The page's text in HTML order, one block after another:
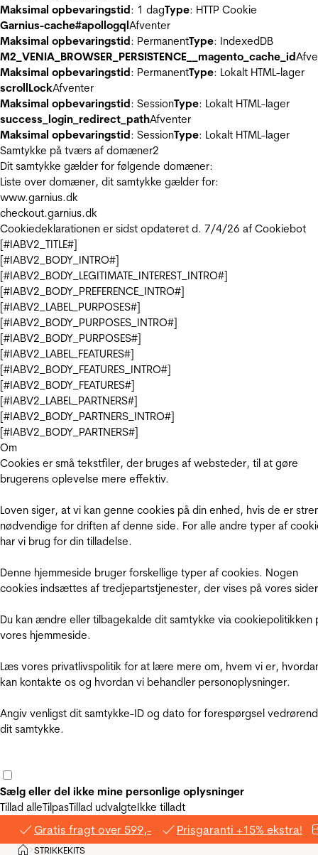
Maksimal opbevaringstid: 1 dagType: HTTP Cookie
Garnius-cache#apollogqlAfventer
Maksimal opbevaringstid: PermanentType: IndexedDB
M2_VENIA_BROWSER_PERSISTENCE__magento_cache_id
Maksimal opbevaringstid: PermanentType: Lokalt HTML-lager
scrollLockAfventer
Maksimal opbevaringstid: SessionType: Lokalt HTML-lager
success_login_redirect_pathAfventer
Maksimal opbevaringstid: SessionType: Lokalt HTML-lager
Samtykke på tværs af domæner2
Dit samtykke gælder for følgende domæner:
Liste over domæner, dit samtykke gælder for:
www.garnius.dk
checkout.garnius.dk
Cookiedeklarationen er sidst opdateret d. 7/4/26 af Cookiebot
[#IABV2_TITLE#]
[#IABV2_BODY_INTRO#]
[#IABV2_BODY_LEGITIMATE_INTEREST_INTRO#]
[#IABV2_BODY_PREFERENCE_INTRO#]
[#IABV2_LABEL_PURPOSES#]
[#IABV2_BODY_PURPOSES_INTRO#]
[#IABV2_BODY_PURPOSES#]
[#IABV2_LABEL_FEATURES#]
[#IABV2_BODY_FEATURES_INTRO#]
[#IABV2_BODY_FEATURES#]
[#IABV2_LABEL_PARTNERS#]
[#IABV2_BODY_PARTNERS_INTRO#]
[#IABV2_BODY_PARTNERS#]
Om
Cookies er små tekstfiler, der bruges af websteder, til at gøre
brugerens oplevelse mere effektiv.
Loven siger, at vi kan genne cookies på din enhed, hvis de er
nødvendige for driften af denne side. For alle andre typer af
har vi brug for din tilladelse.
Denne hjemmeside bruger forskellige typer af cookies. Nogen
cookies indsættes af tredjepartstjenester, der vises på vores
Du kan ændre eller tilbagekalde dit samtykke via cookiepolitikken
vores hjemmeside.
Læs vores privatlivspolitik for at lære mere om, hvem vi er,
kan kontakte os og hvordan vi behandler personoplysninger.
Angiv venligst dit samtykke-ID og dato for forespørgsel
dit samtykke.
Sælg eller del ikke mine personlige oplysninger
Tillad alleTilpasTillad udvalgteIkke tilladt
Gratis fragt over 599,- Prisgaranti +15% ekstra!
Hjem
>STRIKKEKITS